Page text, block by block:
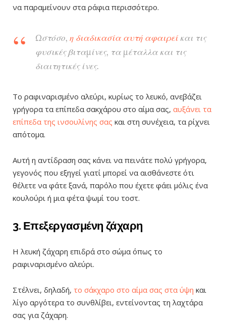
να παραμείνουν στα ράφια περισσότερο.
Ωστόσο, η διαδικασία αυτή αφαιρείκαι τις
φυσικές βιταμίνες, τα μέταλλα και τις
διαιτητικές ίνες.
Το ραφιναρισμένο αλεύρι, κυρίως το λευκό, ανεβάζει
γρήγορα τα επίπεδα σακχάρου στο αίμα σας, αυξάνει τα
επίπεδα της ινσουλίνης σας και στη συνέχεια, τα ρίχνει
απότομα.
Αυτή η αντίδραση σας κάνει να πεινάτε πολύ γρήγορα,
γεγονός που εξηγεί γιατί μπορεί να αισθάνεστε ότι
θέλετε να φάτε ξανά, παρόλο που έχετε φάει μόλις ένα
κουλούρι ή μια φέτα ψωμί του τοστ.
3. Επεξεργασμένη ζάχαρη
Η λευκή ζάχαρη επιδρά στο σώμα όπως το
ραφιναρισμένο αλεύρι.
Στέλνει, δηλαδή, το σάκχαρο στο αίμα σας στα ύψη και
λίγο αργότερα το συνθλίβει, εντείνοντας τη λαχτάρα
σας για ζάχαρη.